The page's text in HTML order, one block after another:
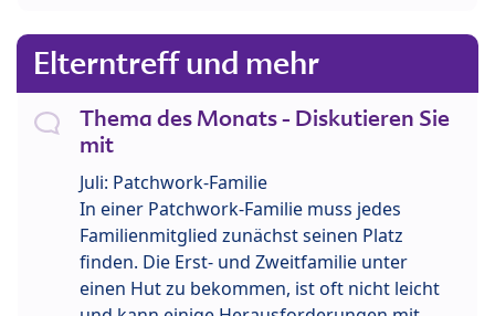
Elterntreff und mehr
Thema des Monats - Diskutieren Sie
mit
Juli: Patchwork-Familie
In einer Patchwork-Familie muss jedes
Familienmitglied zunächst seinen Platz
finden. Die Erst- und Zweitfamilie unter
einen Hut zu bekommen, ist oft nicht leicht